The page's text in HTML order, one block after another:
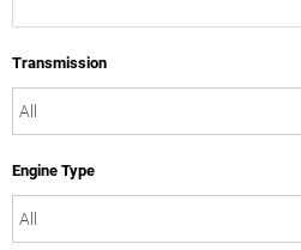
Transmission
Engine Type